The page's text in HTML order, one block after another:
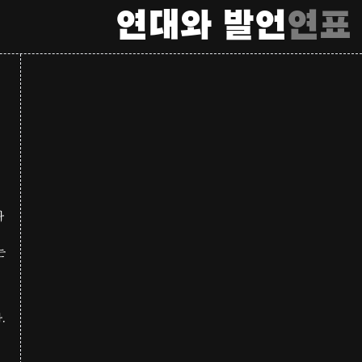
연대와 발언연표